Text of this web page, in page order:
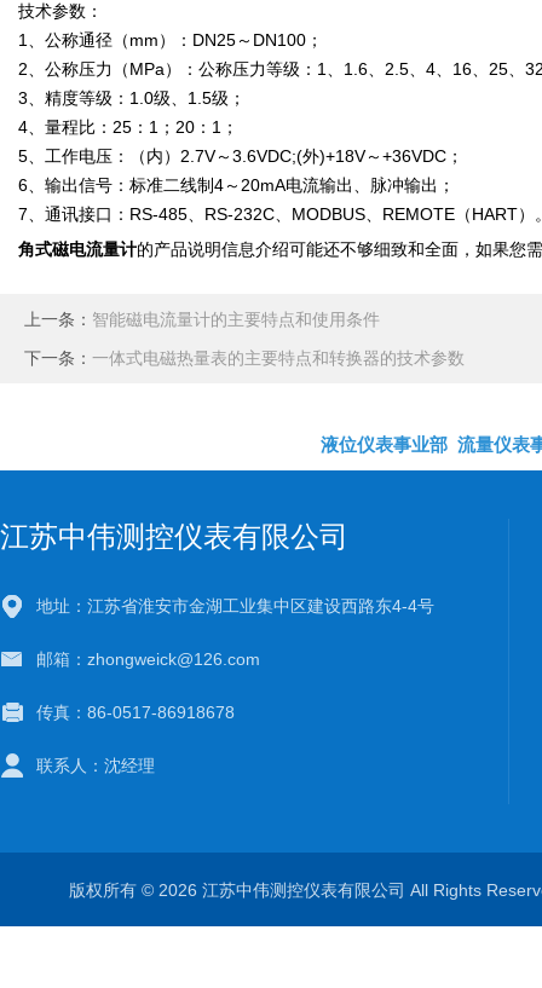
技术参数：
1、公称通径（mm）：DN25～DN100；
2、公称压力（MPa）：公称压力等级：1、1.6、2.5、4、16、25、
3、精度等级：1.0级、1.5级；
4、量程比：25：1；20：1；
5、工作电压：（内）2.7V～3.6VDC;(外)+18V～+36VDC；
6、输出信号：标准二线制4～20mA电流输出、脉冲输出；
7、通讯接口：RS-485、RS-232C、MODBUS、REMOTE（HART）
角式磁电流量计的产品说明信息介绍可能还不够细致和全面，如果您
上一条： 智能磁电流量计的主要特点和使用条件
下一条： 一体式电磁热量表的主要特点和转换器的技术参数
液位仪表事业部 流量仪表
江苏中伟测控仪表有限公司
地址：江苏省淮安市金湖工业集中区建设西路东4-4号
邮箱：zhongweick@126.com
传真：86-0517-86918678
联系人：沈经理
版权所有 © 2026 江苏中伟测控仪表有限公司 All Rights